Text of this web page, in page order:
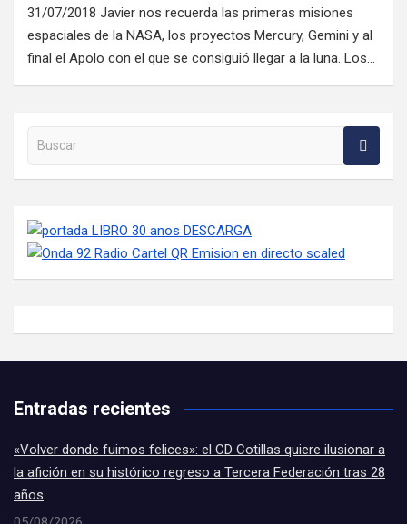
31/07/2018 Javier nos recuerda las primeras misiones
espaciales de la NASA, los proyectos Mercury, Gemini y al
final el Apolo con el que se consiguió llegar a la luna. Los…
Buscar en la web
Entradas recientes
«Volver donde fuimos felices»: el CD Cotillas quiere ilusionar a
la afición en su histórico regreso a Tercera Federación tras 28
años